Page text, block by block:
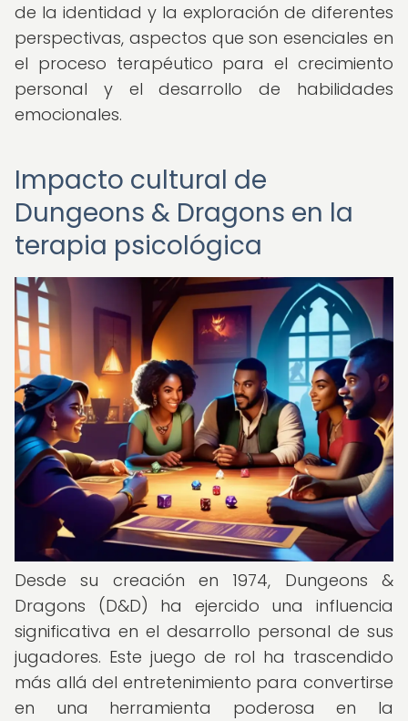
de la identidad y la exploración de diferentes
perspectivas, aspectos que son esenciales en
el proceso terapéutico para el crecimiento
personal y el desarrollo de habilidades
emocionales.
Impacto cultural de
Dungeons & Dragons en la
terapia psicológica
Desde su creación en 1974, Dungeons &
Dragons (D&D) ha ejercido una influencia
significativa en el desarrollo personal de sus
jugadores. Este juego de rol ha trascendido
más allá del entretenimiento para convertirse
en una herramienta poderosa en la